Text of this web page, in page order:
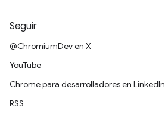
Seguir
@ChromiumDev en X
YouTube
Chrome para desarrolladores en LinkedIn
RSS